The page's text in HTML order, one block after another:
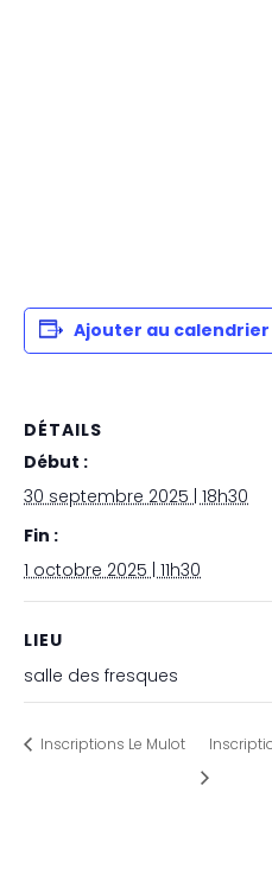
Ajouter au calendrier
DÉTAILS
Début :
30 septembre 2025 | 18h30
Fin :
1 octobre 2025 | 11h30
LIEU
salle des fresques
Inscriptions Le Mulot